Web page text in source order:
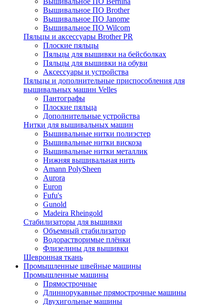
Вышивальное ПО Brother
Вышивальное ПО Janome
Вышивальное ПО Wilcom
Пяльцы и аксессуары Brother PR
Плоские пяльцы
Пяльцы для вышивки на бейсболках
Пяльцы для вышивки на обуви
Аксессуары и устройства
Пяльцы и дополнительные приспособления для
вышивальных машин Velles
Пантографы
Плоские пяльца
Дополнительные устройства
Нитки для вышивальных машин
Вышивальные нитки полиэстер
Вышивальные нитки вискоза
Вышивальные нитки металлик
Нижняя вышивальная нить
Amann PolySheen
Aurora
Euron
Fufu's
Gunold
Madeira Rheingold
Стабилизаторы для вышивки
Объемный стабилизатор
Водорастворимые плёнки
Флизелины для вышивки
Шевронная ткань
Промышленные швейные машины
Промышленные машины
Прямострочные
Длиннорукавные прямострочные машины
Двухигольные машины